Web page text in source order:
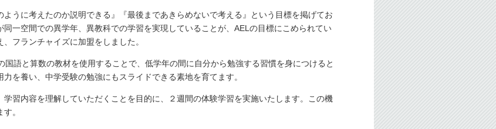
ように考えたのか説明できる』『最後まであきらめないで考える』という目標を掲げてお
同一空間での異学年、異教科での学習を実現していることが、AELの目標にこめられてい
フランチャイズに加盟をしました。
語と算数の教材を使用することで、低学年の間に自分から勉強する習慣を身につけると
を養い、中学受験の勉強にもスライドできる素地を育てます。
習内容を理解していただくことを目的に、２週間の体験学習を実施いたします。この機
。